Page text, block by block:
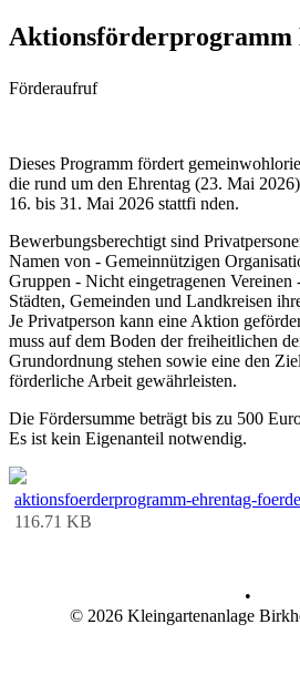
Aktionsförderprogramm
Förderaufruf
Dieses Programm fördert
die rund um den Ehrentag (23. Mai
16. bis 31. Mai 2026 stattfi nden.
Bewerbungsberechtigt sind
Namen von - Gemeinnützigen
Gruppen - Nicht eingetragenen
Städten, Gemeinden und Landkreisen
Je Privatperson kann eine Aktion
muss auf dem Boden der freiheitlichen
Grundordnung stehen sowie eine den
förderliche Arbeit gewährleisten.
Die Fördersumme beträgt bis zu 500
Es ist kein Eigenanteil notwendig.
aktionsfoerderprogramm-ehrentag-
116.71 KB
•
© 2026 Kleingartenanlage